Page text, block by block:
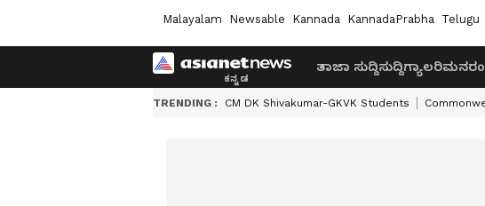
Malayalam Newsable Kannada KannadaPrabha Telugu
ತಾಜಾ ಸುದ್ದಿಸುದ್ದಿಗ್ಯಾಲರಿ
TRENDING : CM DK Shivakumar-GKVK Students